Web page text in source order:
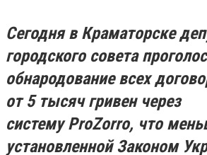
Сегодня в Краматорске
городского совета
обнародование всех
от 5 тысяч гривен через
систему ProZorro, что
установленной Законом